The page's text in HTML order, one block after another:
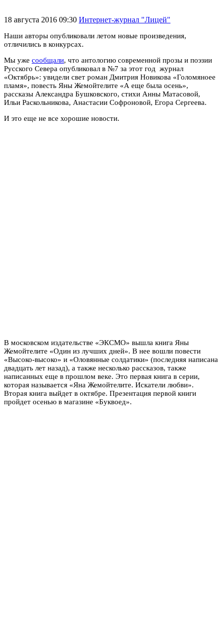
18 августа 2016 09:30 Интернет-журнал "Лицей"
Наши авторы опубликовали летом новые произведения,
отличились в конкурсах.
Мы уже сообщали, что антологию современной прозы и поэзии
Русского Севера опубликовал в №7 за этот год журнал
«Октябрь»: увидели свет роман Дмитрия Новикова «Голомяноее
пламя», повесть Яны Жемойтелите «А еще была осень»,
рассказы Александра Бушковского, стихи Анны Матасовой,
Ильи Раскольникова, Анастасии Софроновой, Егора Сергеева.
И это еще не все хорошие новости.
В московском издательстве «ЭКСМО» вышла книга Яны
Жемойтелите «Один из лучших дней». В нее вошли повести
«Высоко-высоко» и «Оловянные солдатики» (последняя написана
двадцать лет назад), а также несколько рассказов, также
написанных еще в прошлом веке. Это первая книга в серии,
которая называется «Яна Жемойтелите. Искатели любви».
Вторая книга выйдет в октябре. Презентация первой книги
пройдет осенью в магазине «Буквоед».